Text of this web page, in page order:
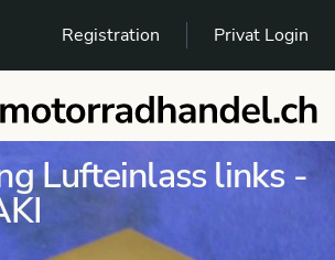
Registration Privat Login
Lufteinlass links -